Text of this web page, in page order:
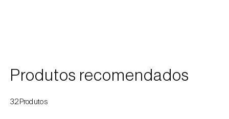
Endívia ( Cichorium intybus
Produtos recomendados
32Produtos